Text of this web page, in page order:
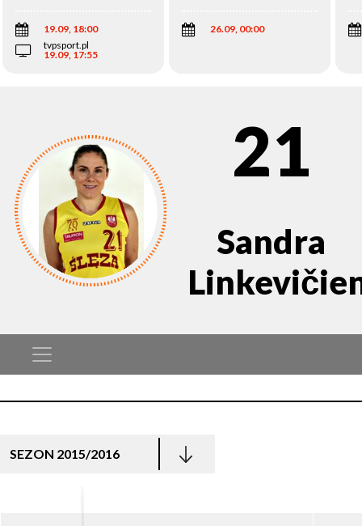
19.09, 18:00
tvpsport.pl
19.09, 17:55
26.09, 00:00
21
Sandra
SEZON 2015/2016